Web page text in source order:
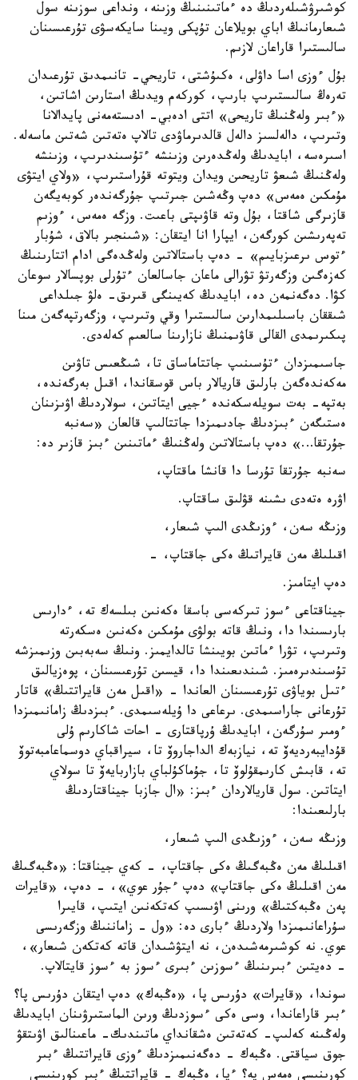
كوشىرۋشىلەردىڭ دە ءماتىنىنىڭ وزىنە، ونداعى سوزىنە سول
شىعارمانىڭ اباي بويلاعان تۇپكى ويىنا سايكەسۋى تۇرعىسىنان
سالىستىرا قاراعان لازىم.
بۇل ءوزى اسا داۋلى، ەكىۇشتى، تاريحي- تانىمدىق تۇرعىدان
تەرەڭ سالىستىرىپ بارىپ، كوركەم ويدىڭ استارىن اشاتىن،
«ءبىر ولەڭنىڭ تاريحى» اتتى ادەبي- ادىستەمەنى پايدالانا
وتىرىپ، دالەلسىز دالەل قالدىرماۋدى تالاپ ەتەتىن شەتىن ماسەلە.
اسىرەسە، ابايدىڭ ولەڭدەرىن وزىنشە ءتۇسىندىرىپ، وزىنشە
ولەڭنىڭ شىعۋ تاريحىن ويدان ويتوتە قۇراستىرىپ، «ولاي ايتۋى
مۇمكىن ەمەس» دەپ وڭەشىن جىرتىپ جۇرگەندەر كوبەيگەن
قازىرگى شاقتا، بۇل وتە قاۋىپتى باعىت. وزگە ەمەس، ءوزىم
تەپەرىشىن كورگەن، ايپارا انا ايتقان: «شىنجىر بالاق، شۇبار
ءتوس ىرعىزبايىم» - دەپ باستالاتىن ولەڭدەگى ادام اتتارىنىڭ
كەزەگىن وزگەرتۋ تۋرالى ماعان جاسالعان ءتۇرلى بوپسالار سوعان
كۋا. دەگەنمەن دە، ابايدىڭ كەيىنگى قىرىق- ەلۋ جىلداعى
شىققان باسىلىمدارىن سالىستىرا وقي وتىرىپ، وزگەرتپەگەن مىنا
پىكىرىمدى القالى قاۋىمنىڭ نازارىنا سالعىم كەلەدى.
جاسىمىزدان ءتۇسىنىپ جاتتاماساق تا، شىڭعىس تاۋىن
مەكەندەگەن بارلىق قاريالار باس قوسقاندا، اقىل بەرگەندە،
بەتپە- بەت سويلەسكەندە ءجيى ايتاتىن، سولاردىڭ اۋىزىنان
ەستىگەن ءبىزدىڭ جادىمىزدا جاتتالىپ قالعان «سەنبە
جۇرتقا…» دەپ باستالاتىن ولەڭنىڭ ءماتىنىن ءبىز قازىر دە:
سەنبە جۇرتقا تۇرسا دا قانشا ماقتاپ،
اۋرە ەتەدى ىشىنە قۋلىق ساقتاپ.
وزىڭە سەن، ءوزىڭدى الىپ شىعار،
اقىلىڭ مەن قايراتىڭ ەكى جاقتاپ، -
دەپ ايتامىز.
جيناقتاعى ءسوز تىركەسى باسقا ەكەنىن بىلسەك تە، ءدارىس
بارىسىندا دا، ونىڭ قاتە بولۋى مۇمكىن ەكەنىن ەسكەرتە
وتىرىپ، تۋرا ءماتىن بويىنشا تالدايمىز. ونىڭ سەبەبىن وزىمىزشە
تۇسىندىرەمىز. شىندىعىندا دا، قيسىن تۇرعىسىنان، پوەزيالىق
ءتىل بوياۋى تۇرعىسىنان العاندا - «اقىل مەن قايراتتىڭ» قاتار
تۇرعانى جاراسىمدى. ىرعاعى دا ۇيلەسىمدى. ءبىزدىڭ زامانىمىزدا
ءومىر سۇرگەن، ابايدىڭ ۇرپاقتارى - احات شاكارىم ۇلى
قۇدايبەرديەۆ تە، نيازبەك الداجاروۆ تا، سيراقباي دوسماعامبەتوۆ
تە، قابىش كارىمقۇلوۆ تا، جۇماكۇلباي بازاربايەۆ تا سولاي
ايتاتىن. سول قاريالاردان ءبىز: «ال جازبا جيناقتاردىڭ
بارلىعىندا:
وزىڭە سەن، ءوزىڭدى الىپ شىعار،
اقىلىڭ مەن ەڭبەگىڭ ەكى جاقتاپ، - كەي جيناقتا: «ەڭبەگىڭ
مەن اقىلىڭ ەكى جاقتاپ» دەپ ءجۇر عوي»، - دەپ، «قايرات
پەن ەڭبەكتىڭ» ورىنى اۋىسىپ كەتكەنىن ايتىپ، قايىرا
سۇراعانىمىزدا ولاردىڭ ءبارى دە: «ول - زاماننىڭ وزگەرىسى
عوي. نە كوشىرمەشىدەن، نە ايتۋشىدان قاتە كەتكەن شىعار»،
- دەيتىن ءبىرىنىڭ ءسوزىن ءبىرى ءسوز بە ءسوز قايتالاپ.
سوندا، «قايرات» دۇرىس پا، «ەڭبەك» دەپ ايتقان دۇرىس پا؟
ءبىر قاراعاندا، وسى ەكى ءسوزدىڭ ورىن الماستىرۋىنان ابايدىڭ
ولەڭىنە كەلىپ- كەتەتىن ەشقانداي ماتىندىك- ماعىنالىق اۋىتقۋ
جوق سياقتى. ەڭبەك - دەگەنىمىزدىڭ ءوزى قايراتتىڭ ءبىر